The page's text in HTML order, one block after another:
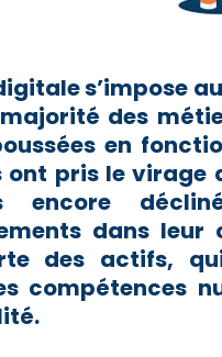
s’impose
majorité des
en
ont pris le
encore
dans
des actifs,
compétences